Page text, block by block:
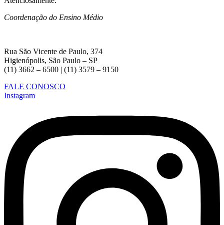
Coordenação do Ensino Médio
Rua São Vicente de Paulo, 374
Higienópolis, São Paulo – SP
(11) 3662 – 6500 | (11) 3579 – 9150
FALE CONOSCO
Instagram